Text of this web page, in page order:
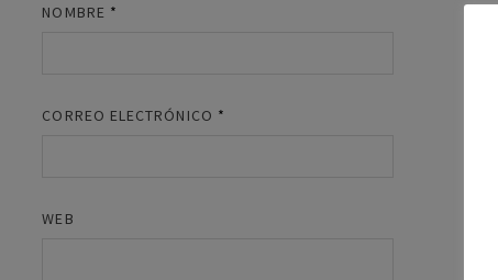
NOMBRE *
CORREO ELECTRÓNICO *
WEB